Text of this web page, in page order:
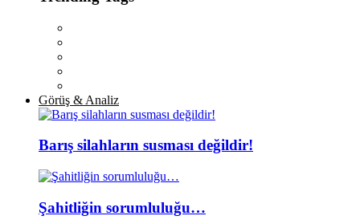
Görüş & Analiz
Barış silahların susması değildir!
Şahitliğin sorumluluğu…